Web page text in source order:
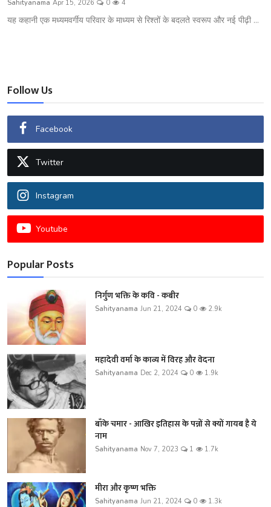
शख्सियत
उपन्यास
सिनेमा
शायरी
ग़ज़ल
Sahityanama Apr 15, 2026 0 4
यह कहानी एक मध्यमवर्गीय परिवार के माध्यम से रिश्तों के बदलते स्वरूप और नई पीढ़ी ...
Follow Us
Facebook
Twitter
Instagram
Youtube
Popular Posts
निर्गुण भक्ति के कवि - कबीर
Sahityanama Jun 21, 2024 0 2.9k
महादेवी वर्मा के काव्य में विरह और वेदना
Sahityanama Dec 2, 2024 0 1.9k
बाँके चमार - आखिर इतिहास के पन्नों से क्यों गायब है ये
नाम
Sahityanama Nov 7, 2023 1 1.7k
मीरा और कृष्ण भक्ति
Sahityanama Jun 21, 2024 0 1.3k